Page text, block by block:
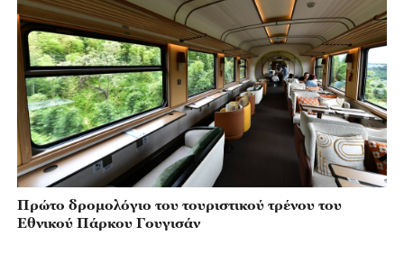
Πρώτο δρομολόγιο του τουριστικού τρένου του
Εθνικού Πάρκου Γουγισάν